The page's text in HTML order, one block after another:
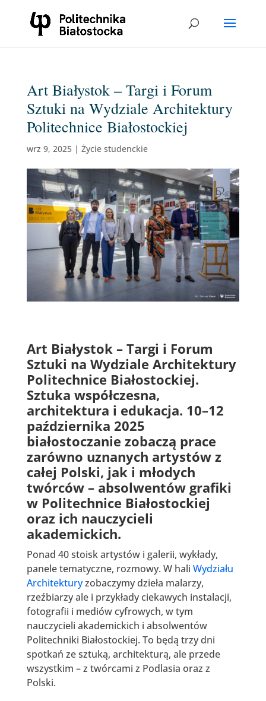
Art Białystok – Targi i Forum
Sztuki na Wydziale Architektury
Politechnice Białostockiej
wrz 9, 2025| Życie studenckie
Art Białystok – Targi i Forum
Sztuki na Wydziale Architektury
Politechnice Białostockiej.
Sztuka współczesna,
architektura i edukacja. 10–12
października 2025
białostoczanie zobaczą prace
zarówno uznanych artystów z
całej Polski, jak i młodych
twórców – absolwentów grafiki
w Politechnice Białostockiej
oraz ich nauczycieli
akademickich.
Ponad 40 stoisk artystów i galerii, wykłady,
panele tematyczne, rozmowy. W hali Wydziału
Architekturyzobaczymy dzieła malarzy,
rzeźbiarzy ale i przykłady ciekawych instalacji,
fotografii i mediów cyfrowych, w tym
nauczycieli akademickich i absolwentów
Politechniki Białostockiej. To będą trzy dni
spotkań ze sztuką, architekturą, ale przede
wszystkim – z twórcami z Podlasia oraz z
Polski.